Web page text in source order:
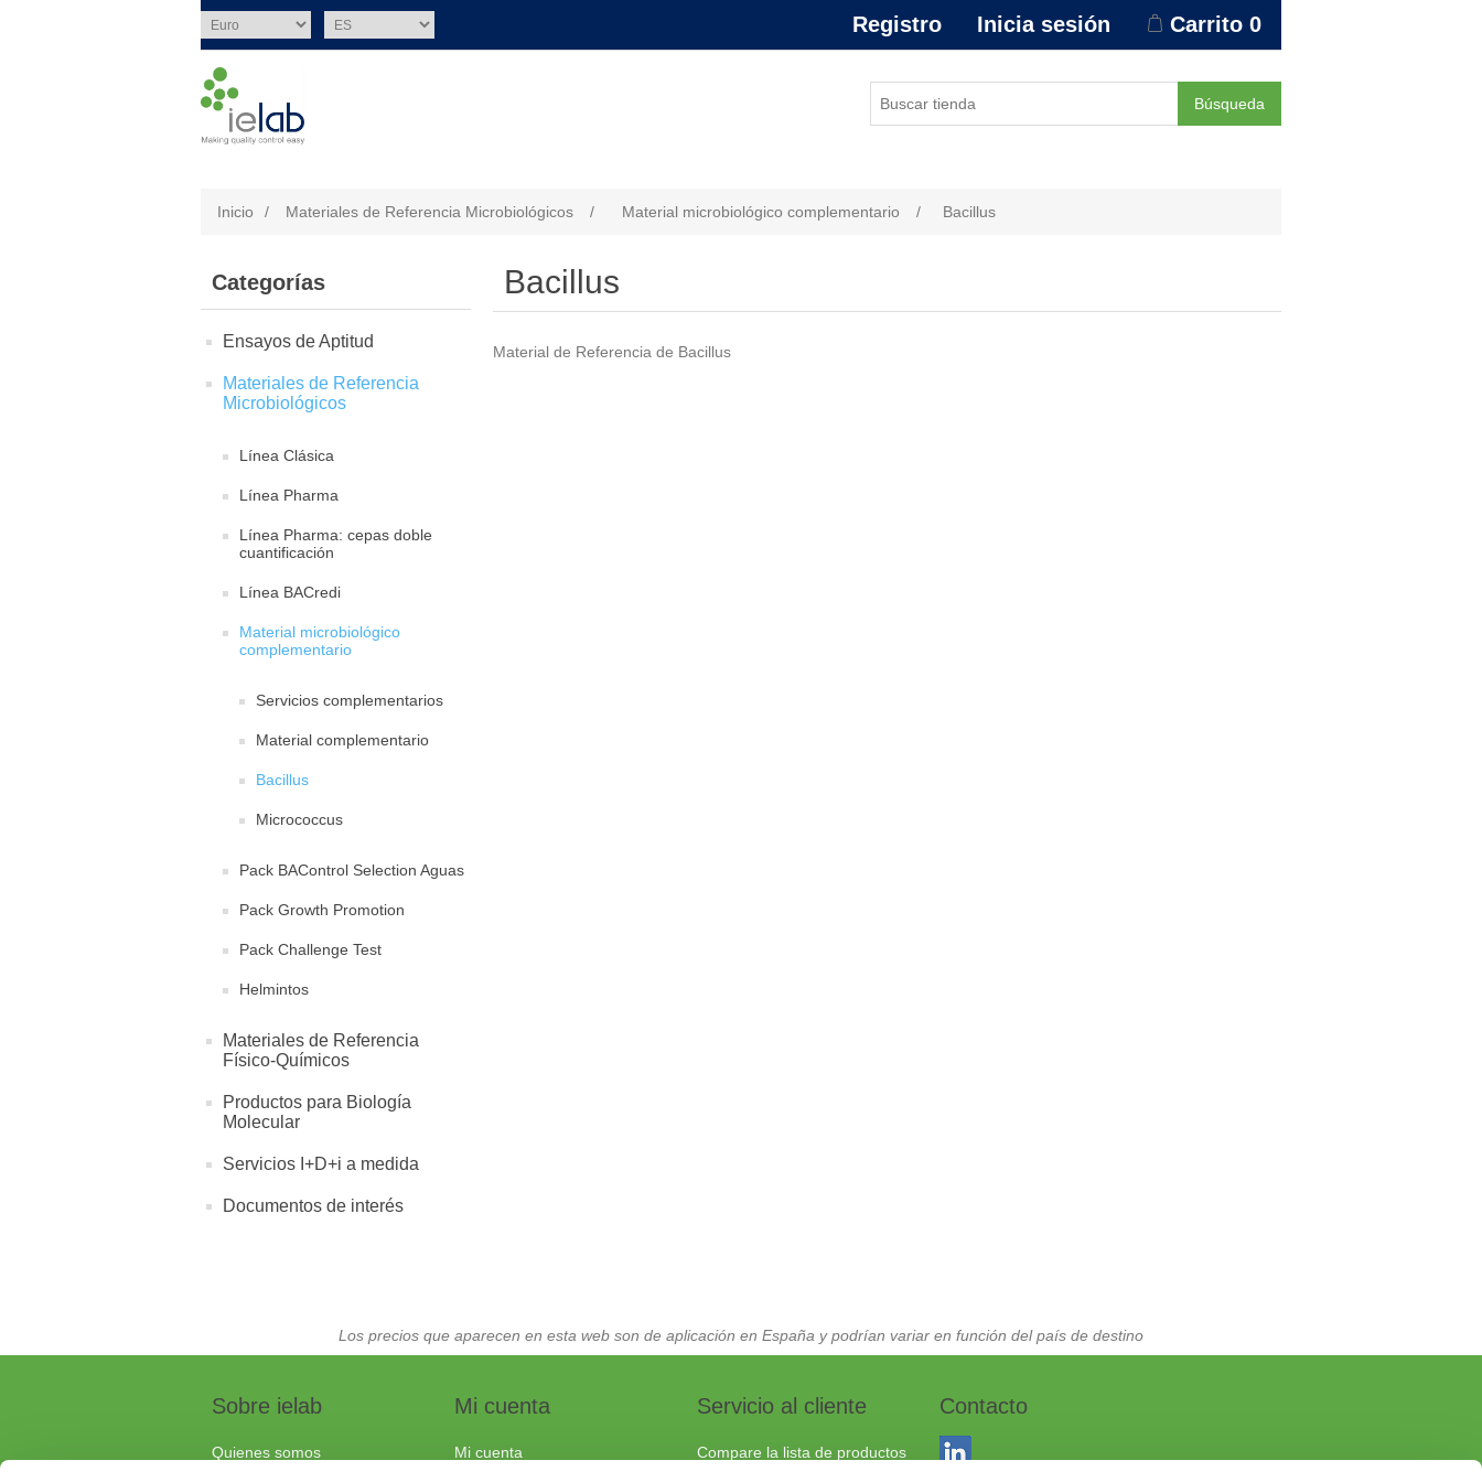
Registro Inicia sesión Carrito 0
Búsqueda
Inicio / Materiales de Referencia Microbiológicos / Material microbiológico complementario / Bacillus
Categorías
Ensayos de Aptitud
Materiales de Referencia
Microbiológicos
Línea Clásica
Línea Pharma
Línea Pharma: cepas doble
cuantificación
Línea BACredi
Material microbiológico
complementario
Servicios complementarios
Material complementario
Bacillus
Micrococcus
Pack BAControl Selection Aguas
Pack Growth Promotion
Pack Challenge Test
Helmintos
Materiales de Referencia
Físico-Químicos
Productos para Biología
Molecular
Servicios I+D+i a medida
Documentos de interés
Bacillus
Material de Referencia de Bacillus
Los precios que aparecen en esta web son de aplicación en España y podrían variar en función del país de destino
Sobre ielab
Quienes somos
Mi cuenta
Mi cuenta
Servicio al cliente
Compare la lista de productos
Contacto